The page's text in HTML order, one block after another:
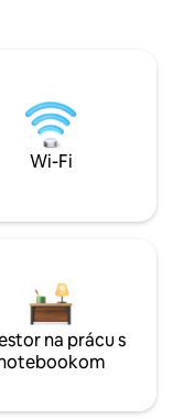
Wi-Fi
na prácu s